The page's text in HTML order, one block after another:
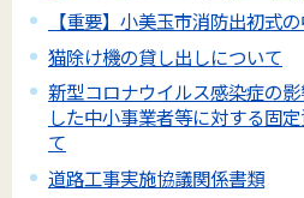
【重要】小美玉市消防出初式
猫除け機の貸し出しについて
新型コロナウイルス感染症の
した中小事業者等に対する固
て
道路工事実施協議関係書類